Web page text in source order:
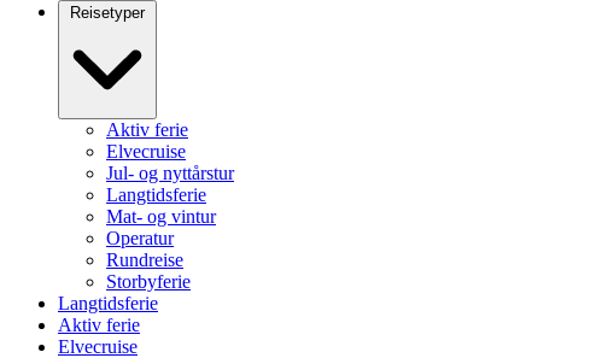
Reisetyper
Aktiv ferie
Elvecruise
Jul- og nyttårstur
Langtidsferie
Mat- og vintur
Operatur
Rundreise
Storbyferie
Langtidsferie
Aktiv ferie
Elvecruise